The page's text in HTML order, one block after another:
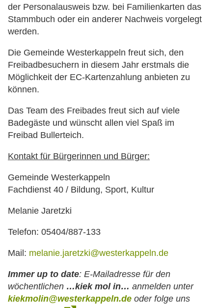
der Personalausweis bzw. bei Familienkarten das
Stammbuch oder ein anderer Nachweis vorgelegt
werden.
Die Gemeinde Westerkappeln freut sich, den
Freibadbesuchern in diesem Jahr erstmals die
Möglichkeit der EC-Kartenzahlung anbieten zu
können.
Das Team des Freibades freut sich auf viele
Badegäste und wünscht allen viel Spaß im
Freibad Bullerteich.
Kontakt für Bürgerinnen und Bürger:
Gemeinde Westerkappeln
Fachdienst 40 / Bildung, Sport, Kultur
Melanie Jaretzki
Telefon: 05404/887-133
Mail: melanie.jaretzki@westerkappeln.de
Immer up to date: E-Mailadresse für den
wöchentlichen …kiek mol in… anmelden unter
kiekmolin@westerkappeln.de oder folge uns